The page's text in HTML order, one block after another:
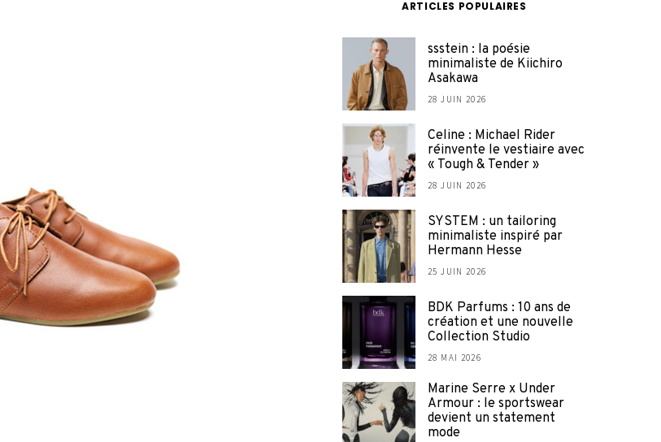
ARTICLES POPULAIRES
ssstein : la poésie
minimaliste de Kiichiro
Asakawa
28 JUIN 2026
Celine : Michael Rider
réinvente le vestiaire avec
« Tough & Tender »
28 JUIN 2026
SYSTEM : un tailoring
minimaliste inspiré par
Hermann Hesse
25 JUIN 2026
BDK Parfums : 10 ans de
création et une nouvelle
Collection Studio
28 MAI 2026
Marine Serre x Under
Armour : le sportswear
devient un statement
mode